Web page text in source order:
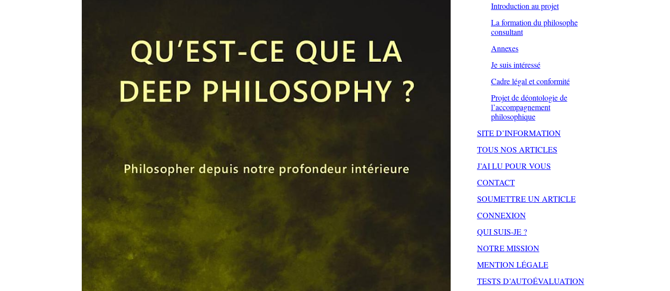
Introduction au projet
La formation du philosophe
consultant
Annexes
Je suis intéressé
Cadre légal et conformité
Projet de déontologie de
l’accompagnement
philosophique
SITE D’INFORMATION
TOUS NOS ARTICLES
J’AI LU POUR VOUS
CONTACT
SOUMETTRE UN ARTICLE
CONNEXION
QUI SUIS-JE ?
NOTRE MISSION
MENTION LÉGALE
TESTS D’AUTOÉVALUATION